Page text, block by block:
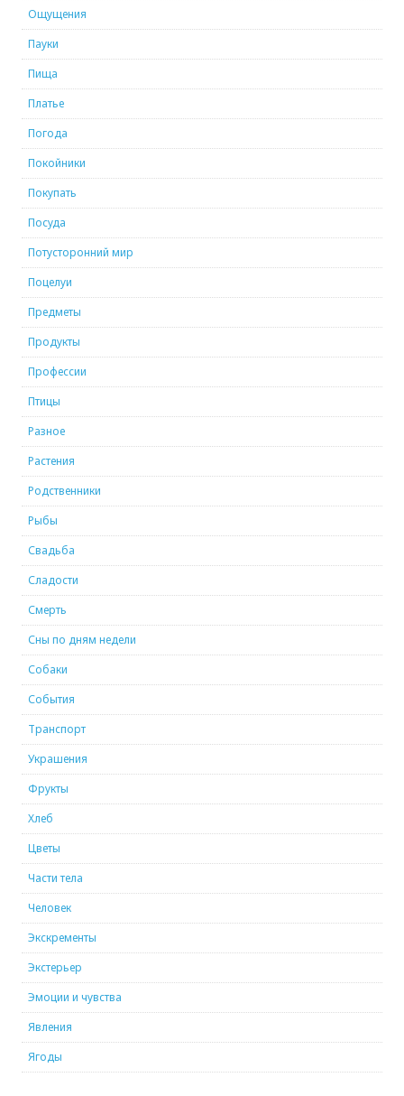
Ощущения
Пауки
Пища
Платье
Погода
Покойники
Покупать
Посуда
Потусторонний мир
Поцелуи
Предметы
Продукты
Профессии
Птицы
Разное
Растения
Родственники
Рыбы
Свадьба
Сладости
Смерть
Сны по дням недели
Собаки
События
Транспорт
Украшения
Фрукты
Хлеб
Цветы
Части тела
Человек
Экскременты
Экстерьер
Эмоции и чувства
Явления
Ягоды